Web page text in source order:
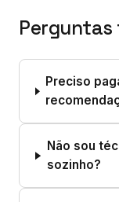
Preciso
Não sou
sozinho?